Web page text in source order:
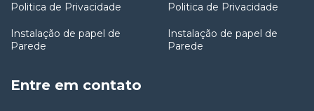
Politica de Privacidade
Instalação de papel de
Parede
Politica de Privacidade
Instalação de papel de
Parede
Entre em contato